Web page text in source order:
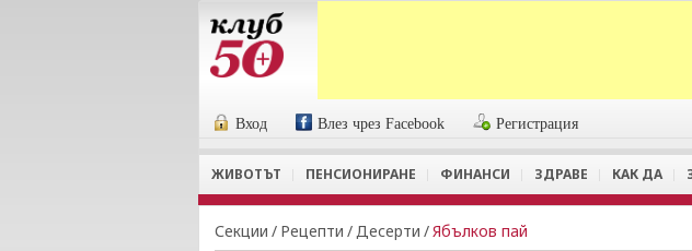
Вход Влез чрез Facebook Регистрация
ЖИВОТЪТ ПЕНСИОНИРАНЕ ФИНАНСИ ЗДРАВЕ КАК ДА
Секции / Рецепти /Десерти /Ябълков пай